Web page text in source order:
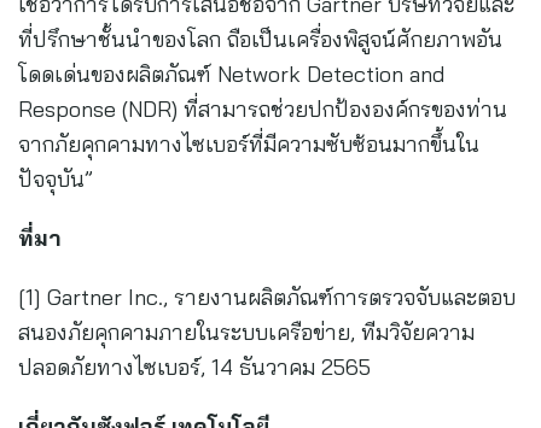
ที่ปรึกษาชั้นนำของโลก ถือเป็นเครื่องพิสูจน์ศักยภาพอัน
โดดเด่นของผลิตภัณฑ์ Network Detection and
Response (NDR) ที่สามารถช่วยปกป้ององค์กรของท่าน
จากภัยคุกคามทางไซเบอร์ที่มีความซับซ้อนมากขึ้นใน
ปัจจุบัน”
ที่มา
[1] Gartner Inc., รายงานผลิตภัณฑ์การตรวจจับและตอบ
สนองภัยคุกคามภายในระบบเครือข่าย, ทีมวิจัยความ
ปลอดภัยทางไซเบอร์, 14 ธันวาคม 2565